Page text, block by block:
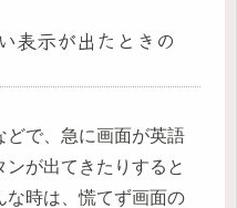
表示が出たときの
どで、急に画面が英語
が出てきたりすると
な時は、慌てず画面の